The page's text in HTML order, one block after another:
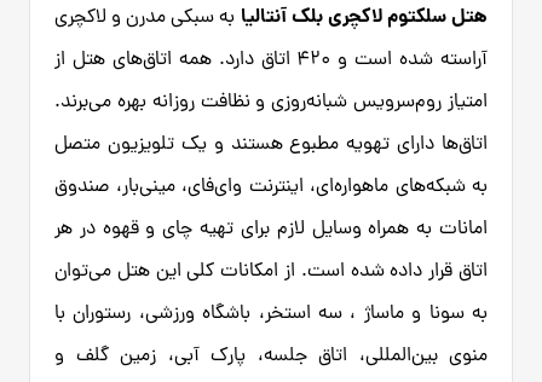
هتل سلکتوم لاکچری بلک آنتالیا به سبکی مدرن و لاکچری
آراسته شده است و ۴۲۰ اتاق دارد. همه اتاق‌های هتل از
امتیاز روم‌سرویس شبانه‌روزی و نظافت روزانه بهره می‌برند.
اتاق‌ها دارای تهویه مطبوع هستند و یک تلویزیون متصل
به شبکه‌های ماهواره‌ای، اینترنت وای‌فای، مینی‌بار، صندوق
امانات به همراه وسایل لازم برای تهیه چای و قهوه در هر
اتاق قرار داده شده است. از امکانات کلی این هتل می‌توان
به سونا و ماساژ ، سه استخر، باشگاه ورزشی، رستوران با
منوی بین‌المللی، اتاق جلسه، پارک آبی، زمین گلف و